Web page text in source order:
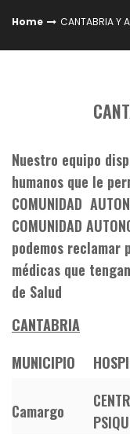
Home CANTABRIA Y
Nuestro equipo
humanos que le
COMUNIDAD
COMUNIDAD
podemos reclamar
médicas que
de Salud
CANTABRIA
MUNICIPIO
Camargo